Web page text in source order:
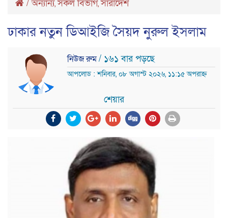
/অন্যান্য,সকল বিভাগ,সারাদেশ
ঢাকার নতুন ডিআইজি সৈয়দ নুরুল ইসলাম
নিউজ রুম/ ১৬১ বার পড়ছে
আপলোড : শনিবার, ০৮ অগাস্ট ২০২৬, ১১:১৫ অপরাহ্ন
শেয়ার